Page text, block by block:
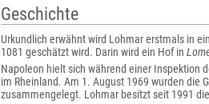
Geschichte
Urkundlich erwähnt wird Lohmar erstmals in
1081 geschätzt wird. Darin wird ein Hof in
Napoleon hielt sich während einer Inspektion
im Rheinland. Am 1. August 1969 wurden die
zusammengelegt. Lohmar besitzt seit 1991